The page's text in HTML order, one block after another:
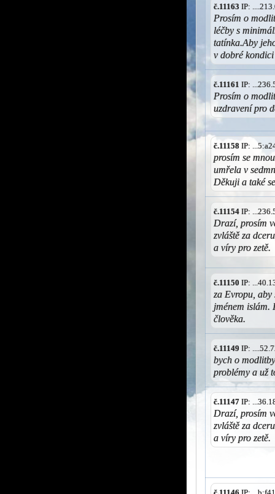
č.11163 IP:
Prosím o
léčby s
tatínka.Aby
v dobré
č.11161 IP:
Prosím o
uzdravení pro
č.11158 IP:
prosím se
umřela v
Děkuji a také
č.11154 IP:
Drazí, prosím
zvláště za
a víry pro zetě.
č.11150 IP:
za Evropu,
jménem islám.
člověka.
č.11149 IP:
bych o
problémy a už
č.11147 IP:
Drazí, prosím
zvláště za
a víry pro zetě.